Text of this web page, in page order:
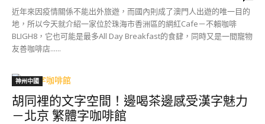
近年來因疫情關係不能出外旅遊，而國內則成了澳門人出遊的唯一目的
地，所以今天就介紹一家位於珠海市香洲區的網紅Cafe－不賴咖啡
BLIGH8，它也可能是最多All Day Breakfast的食肆，同時又是一間寵物
友善咖啡店......
神州中國
胡同裡的文字空間！邊喝茶邊感受漢字魅力
－北京 繁體字咖啡館